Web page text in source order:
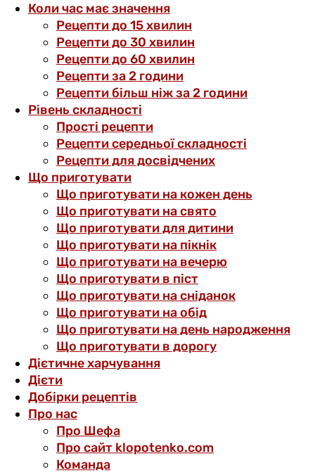
Коли час має значення
Рецепти до 15 хвилин
Рецепти до 30 хвилин
Рецепти до 60 хвилин
Рецепти за 2 години
Рецепти більш ніж за 2 години
Рівень складності
Прості рецепти
Рецепти середньої складності
Рецепти для досвідчених
Що приготувати
Що приготувати на кожен день
Що приготувати на свято
Що приготувати для дитини
Що приготувати на пікнік
Що приготувати на вечерю
Що приготувати в піст
Що приготувати на сніданок
Що приготувати на обід
Що приготувати на день народження
Що приготувати в дорогу
Дієтичне харчування
Дієти
Добірки рецептів
Про нас
Про Шефа
Про сайт klopotenko.com
Команда